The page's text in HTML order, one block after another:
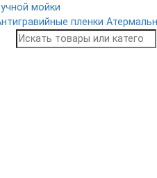
мойки
пленки